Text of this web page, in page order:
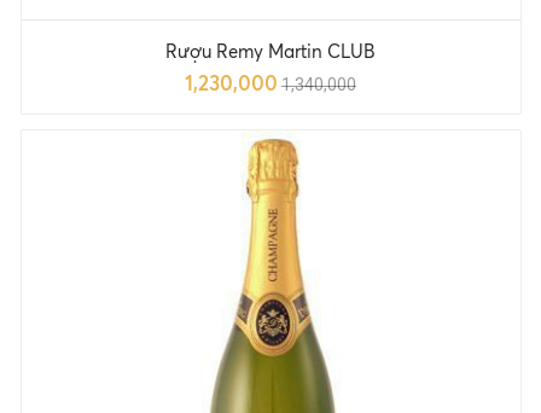
Rượu Remy Martin CLUB
1,230,000 1,340,000